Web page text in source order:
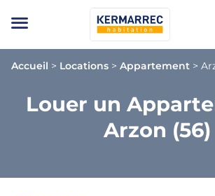
Accueil > Locations > Appartement >
Louer un
Arzon (56)